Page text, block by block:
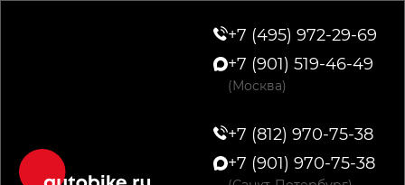
+7 (495) 972-29-69
+7 (901) 519-46-49
(Москва)
+7 (812) 970-75-38
+7 (901) 970-75-38